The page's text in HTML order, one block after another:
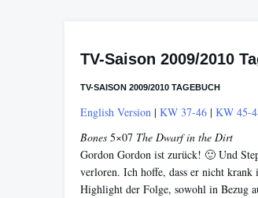
TV-Saison 2009/2010
TV-SAISON 2009/2010 TAGEBUCH
English Version | KW 37-46 | KW 45-
Bones 5×07 The Dwarf in the Dirt
Gordon Gordon ist zurück! 🙂 Und
verloren. Ich hoffe, dass er nicht
Highlight der Folge, sowohl in Bezug